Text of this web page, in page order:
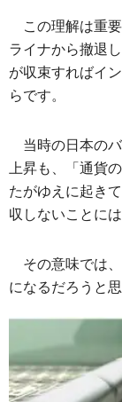
この理解は重
ライナから撤退
が収束すればイ
らです。
当時の日本の
上昇も、「通貨
たがゆえに起き
収しないことに
その意味では
になるだろうと